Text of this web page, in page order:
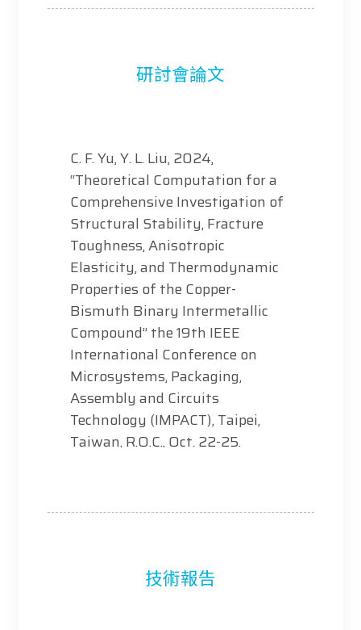
Wafer Level Packaging”,
158/262, Engineering, Electrical
研討會論文
C. F. Yu, Y. L. Liu, 2024,
“Theoretical Computation for a
Comprehensive Investigation of
Structural Stability, Fracture
Toughness, Anisotropic
Elasticity, and Thermodynamic
Properties of the Copper-
Bismuth Binary Intermetallic
Compound” the 19th IEEE
International Conference on
Microsystems, Packaging,
Assembly and Circuits
Technology (IMPACT), Taipei,
Taiwan, R.O.C., Oct. 22-25.
2023, “Assessing the Durability
Integration in Unmanned Aerial
技術報告